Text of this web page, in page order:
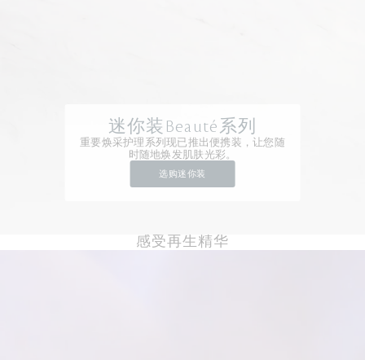
迷你装Beauté系列
重要焕采护理系列现已推出便携装，让您随
时随地焕发肌肤光彩。
选购迷你装
感受再生精华